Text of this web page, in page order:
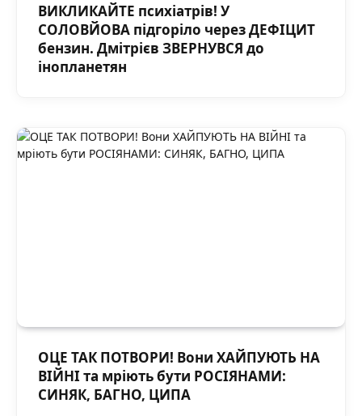
ВИКЛИКАЙТЕ психіатрів! У
СОЛОВЙОВА підгоріло через ДЕФІЦИТ
бензин. Дмітрієв ЗВЕРНУВСЯ до
інопланетян
ОЦЕ ТАК ПОТВОРИ! Вони ХАЙПУЮТЬ НА
ВІЙНІ та мріють бути РОСІЯНАМИ:
СИНЯК, БАГНО, ЦИПА